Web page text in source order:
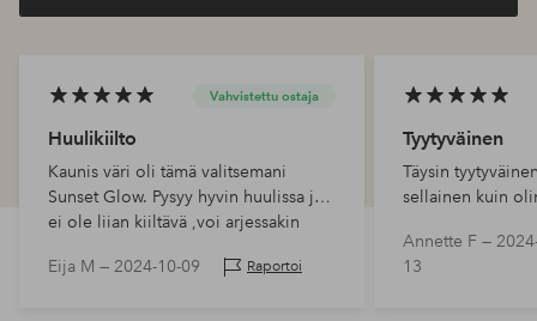
Vahvistettu ostaja
Huulikiilto
Kaunis väri oli tämä valitsemani
Sunset Glow. Pysyy hyvin huulissa ja
ei ole liian kiiltävä ,voi arjessakin
Eija M — 2024-10-09 Raportoi
Tyytyväinen
Täysin
sellainen kuin
Annette F —
13